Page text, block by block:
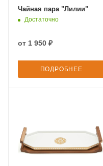
Чайная пара "Лилии"
Достаточно
от 1 950 ₽
ПОДРОБНЕЕ